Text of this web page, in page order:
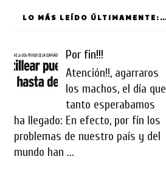
LO MÁS LEÍDO ÚLTIMAMENTE:
Por fin!!!
Atención!!, agarraros
los machos, el día que
tanto esperabamos
ha llegado: En efecto, por fín los
problemas de nuestro país y del
mundo han ...